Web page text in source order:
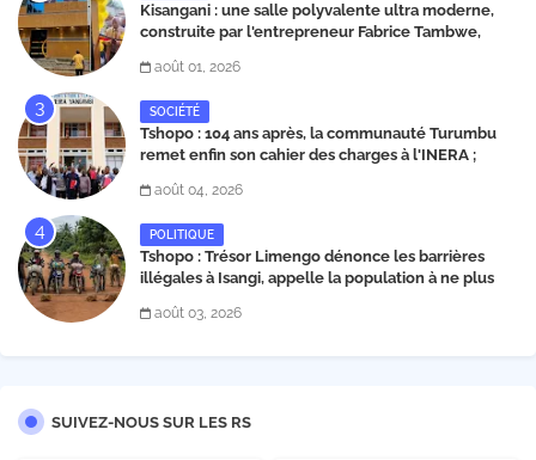
Kisangani : une salle polyvalente ultra moderne,
construite par l'entrepreneur Fabrice Tambwe,
août 01, 2026
SOCIÉTÉ
Tshopo : 104 ans après, la communauté Turumbu
remet enfin son cahier des charges à l'INERA ;
août 04, 2026
POLITIQUE
Tshopo : Trésor Limengo dénonce les barrières
illégales à Isangi, appelle la population à ne plus
août 03, 2026
SUIVEZ-NOUS SUR LES RS